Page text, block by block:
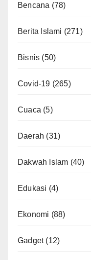
Bencana (78)
Berita Islami (271)
Bisnis (50)
Covid-19 (265)
Cuaca (5)
Daerah (31)
Dakwah Islam (40)
Edukasi (4)
Ekonomi (88)
Gadget(12)